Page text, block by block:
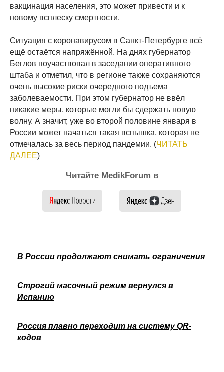
вакцинация населения, это может привести и к
новому всплеску смертности.
Ситуация с коронавирусом в Санкт-Петербурге всё
ещё остаётся напряжённой. На днях губернатор
Беглов поучаствовал в заседании оперативного
штаба и отметил, что в регионе также сохраняются
очень высокие риски очередного подъема
заболеваемости. При этом губернатор не ввёл
никакие меры, которые могли бы сдержать новую
волну. А значит, уже во второй половине января в
России может начаться такая вспышка, которая не
отмечалась за весь период пандемии. (ЧИТАТЬ
ДАЛЕЕ)
Читайте MedikForum в
В России продолжают снимать ограничения
Строгий масочный режим вернулся в
Испанию
Россия плавно переходит на систему QR-
кодов